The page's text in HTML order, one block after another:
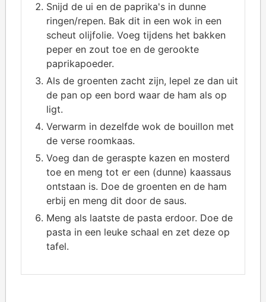
Snijd de ui en de paprika's in dunne
ringen/repen. Bak dit in een wok in een
scheut olijfolie. Voeg tijdens het bakken
peper en zout toe en de gerookte
paprikapoeder.
Als de groenten zacht zijn, lepel ze dan uit
de pan op een bord waar de ham als op
ligt.
Verwarm in dezelfde wok de bouillon met
de verse roomkaas.
Voeg dan de geraspte kazen en mosterd
toe en meng tot er een (dunne) kaassaus
ontstaan is. Doe de groenten en de ham
erbij en meng dit door de saus.
Meng als laatste de pasta erdoor. Doe de
pasta in een leuke schaal en zet deze op
tafel.